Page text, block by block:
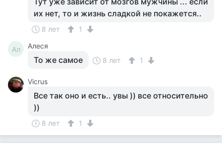
их нет, то и жизнь сладкой не покажется..
8 лет 1
Ал Алеся
То же самое 8 лет 1
Vicrus
Все так оно и есть.. увы )) все относительно
))
8 лет 1